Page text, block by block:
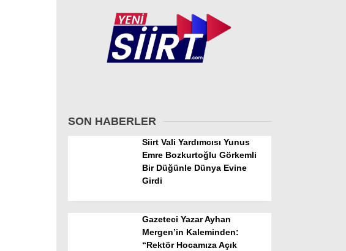
SON HABERLER
Siirt Vali Yardımcısı Yunus
Emre Bozkurtoğlu Görkemli
Bir Düğünle Dünya Evine
Girdi
Gazeteci Yazar Ayhan
Mergen’in Kaleminden:
“Rektör Hocamıza Açık